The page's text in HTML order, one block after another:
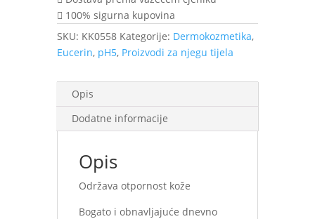
100% sigurna kupovina
SKU: KK0558 Kategorije: Dermokozmetika,
Eucerin, pH5, Proizvodi za njegu tijela
Opis
Dodatne informacije
Opis
Održava otpornost kože
Bogato i obnavljajuće dnevno